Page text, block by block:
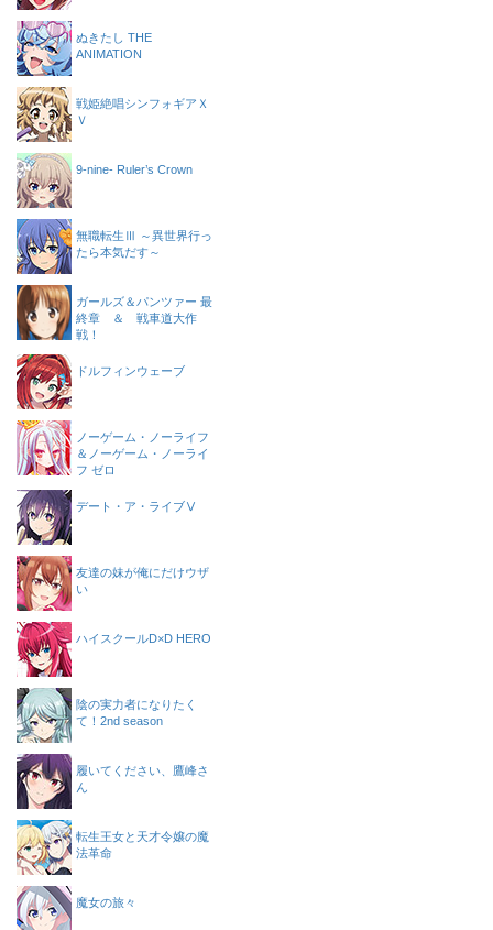
ぬきたし THE
ANIMATION
戦姫絶唱シンフォギアＸ
Ｖ
9-nine- Ruler’s Crown
無職転生Ⅲ ～異世界行っ
たら本気だす～
ガールズ＆パンツァー 最
終章 ＆ 戦車道大作
戦！
ドルフィンウェーブ
ノーゲーム・ノーライフ
＆ノーゲーム・ノーライ
フ ゼロ
デート・ア・ライブⅤ
友達の妹が俺にだけウザ
い
ハイスクールD×D HERO
陰の実力者になりたく
て！2nd season
履いてください、鷹峰さ
ん
転生王女と天才令嬢の魔
法革命
魔女の旅々